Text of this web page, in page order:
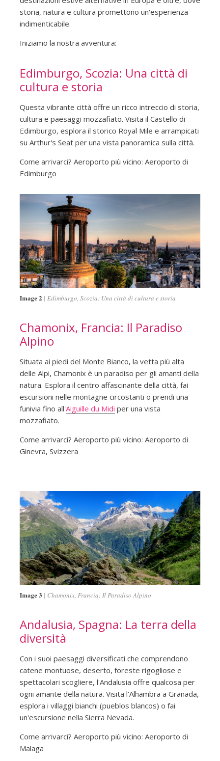
storia, natura e cultura promettono un'esperienza
indimenticabile.
Iniziamo la nostra avventura:
Edimburgo, Scozia: Una città di
cultura e storia
Questa vibrante città offre un ricco intreccio di storia,
cultura e paesaggi mozzafiato. Visita il Castello di
Edimburgo, esplora il storico Royal Mile e arrampicati
su Arthur's Seat per una vista panoramica sulla città.
Come arrivarci? Aeroporto più vicino: Aeroporto di
Edimburgo
Image 2 Edimburgo, Scozia: Una città di cultura e storia
Chamonix, Francia: Il Paradiso
Alpino
Situata ai piedi del Monte Bianco, la vetta più alta
delle Alpi, Chamonix è un paradiso per gli amanti della
natura. Esplora il centro affascinante della città, fai
escursioni nelle montagne circostanti o prendi una
funivia fino all'Aiguille du Midi per una vista
mozzafiato.
Come arrivarci? Aeroporto più vicino: Aeroporto di
Ginevra, Svizzera
Image 3 Chamonix, Francia: Il Paradiso Alpino
Andalusia, Spagna: La terra della
diversità
Con i suoi paesaggi diversificati che comprendono
catene montuose, deserto, foreste rigogliose e
spettacolari scogliere, l'Andalusia offre qualcosa per
ogni amante della natura. Visita l'Alhambra a Granada,
esplora i villaggi bianchi (pueblos blancos) o fai
un'escursione nella Sierra Nevada.
Come arrivarci? Aeroporto più vicino: Aeroporto di
Malaga